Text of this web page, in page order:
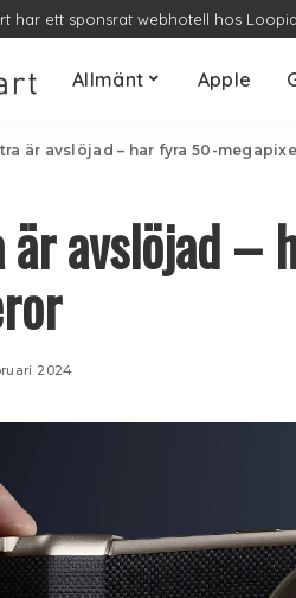
har ett sponsrat webhotell hos
Allmänt Apple
är avslöjad – har fyra 50-
avslöjad –
2024